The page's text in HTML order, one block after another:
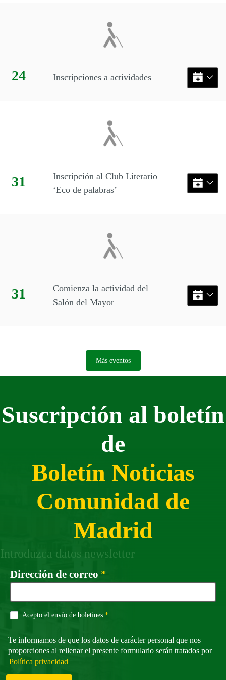
Día:
24 Inscripciones a actividades
Día:
31
Inscripción al Club Literario
‘Eco de palabras’
Día:
31
Comienza la actividad del
Salón del Mayor
Más eventos
Suscripción al boletín
de
Boletín Noticias
Comunidad de
Madrid
Introduzca datos newsletter
Dirección de correo *
Acepto el envío de boletines *Campo obligatorio
Te informamos de que los datos de carácter personal que nos
proporciones al rellenar el presente formulario serán tratados por
Política privacidad